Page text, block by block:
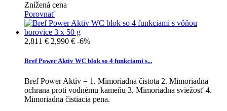
Znížená cena
Porovnať
2,811 € 2,990 € -6%
Bref Power Aktiv WC blok so 4 funkciami s...
Bref Power Aktiv = 1. Mimoriadna čistota 2. Mimoriadna
ochrana proti vodnému kameňu 3. Mimoriadna sviežosť 4.
Mimoriadna čistiacia pena.